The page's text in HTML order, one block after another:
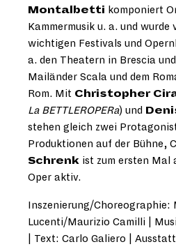
Montalbetti komponiert
Kammermusik u. a. und wurde
wichtigen Festivals und
a. den Theatern in Brescia
Mailänder Scala und dem
Rom. Mit Christopher
La BETTLEROPERa) und
stehen gleich zwei
Produktionen auf der Bühne,
Schrenk ist zum ersten Mal
Oper aktiv.
Inszenierung/Choreographie:
Lucenti/Maurizio Camilli |
| Text: Carlo Galiero |